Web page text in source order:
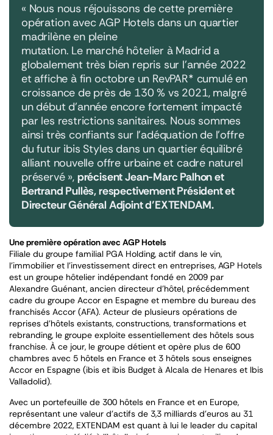
« Nous nous réjouissons de cette première
opération avec AGP Hotels dans un quartier
madrilène en pleine
mutation. Le marché hôtelier à Madrid a
globalement très bien repris sur l’année 2022
et affiche à fin octobre un RevPAR* cumulé en
croissance de près de 130 % vs 2021, malgré
un début d’année encore fortement impacté
par les restrictions sanitaires. Nous sommes
ainsi très confiants sur l’adéquation de l’offre
du futur ibis Styles dans un quartier équilibré
alliant nouvelle offre urbaine et cadre naturel
préservé », précisent Jean-Marc Palhon et
Bertrand Pullès, respectivement Président et
Directeur Général Adjoint d’EXTENDAM.
Une première opération avec AGP Hotels
Filiale du groupe familial PGA Holding, actif dans le vin,
l’immobilier et l’investissement direct en entreprises, AGP Hotels
est un groupe hôtelier indépendant fondé en 2009 par
Alexandre Guénant, ancien directeur d’hôtel, précédemment
cadre du groupe Accor en Espagne et membre du bureau des
franchisés Accor (AFA). Acteur de plusieurs opérations de
reprises d’hôtels existants, constructions, transformations et
rebranding, le groupe exploite essentiellement des hôtels sous
franchise. À ce jour, le groupe détient et opère plus de 600
chambres avec 5 hôtels en France et 3 hôtels sous enseignes
Accor en Espagne (ibis et ibis Budget à Alcala de Henares et Ibis
Valladolid).
Avec un portefeuille de 300 hôtels en France et en Europe,
représentant une valeur d’actifs de 3,3 milliards d’euros au 31
décembre 2022, EXTENDAM est quant à lui le leader du capital